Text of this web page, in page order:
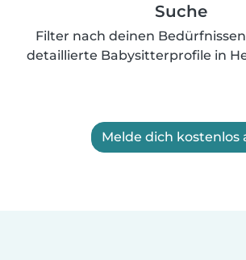
Suche
Filter nach deinen
detaillierte Babysitterprofile in
Melde dich kostenlos